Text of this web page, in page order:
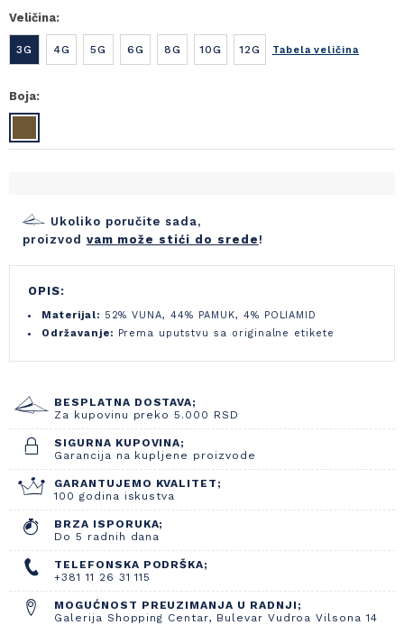
Veličina:
3G 4G 5G 6G 8G 10G 12G Tabela veličina
Boja:
Ukoliko poručite sada,
proizvod vam može stići do srede !
OPIS:
Materijal: 52% VUNA, 44% PAMUK, 4% POLIAMID
Održavanje: Prema uputstvu sa originalne etikete
BESPLATNA DOSTAVA;
Za kupovinu preko 5.000 RSD
SIGURNA KUPOVINA;
Garancija na kupljene proizvode
GARANTUJEMO KVALITET;
100 godina iskustva
BRZA ISPORUKA;
Do 5 radnih dana
TELEFONSKA PODRŠKA;
+381 11 26 31 115
MOGUĆNOST PREUZIMANJA U RADNJI;
Galerija Shopping Centar, Bulevar Vudroa Vilsona 14